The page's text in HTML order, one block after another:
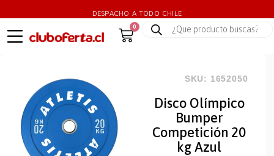
DESPACHO A TODO CHILE
0
SKU: 1652050
Disco Olímpico
Bumper
Competición 20
kg Azul